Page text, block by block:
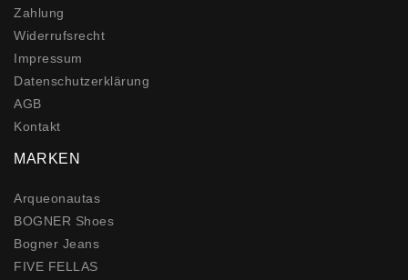
Zahlung
Widerrufs­recht
Impressum
Daten­schutz­erklärung
AGB
Kontakt
MARKEN
Arqueonautas
BOGNER Shoes
Bogner Jeans
FIVE FELLAS